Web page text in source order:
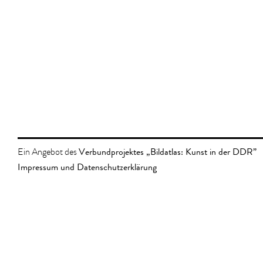
Ein Angebot desVerbundprojektes „Bildatlas: Kunst in der DDR”
Impressum und Datenschutzerklärung